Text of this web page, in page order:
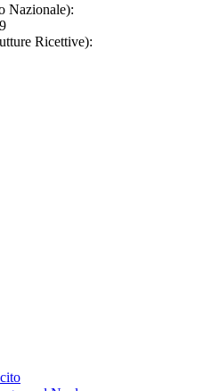
Nazionale):
Ricettive):